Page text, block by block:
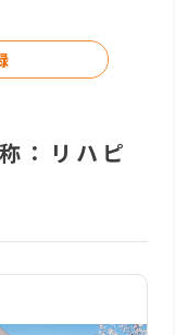
：リハピ